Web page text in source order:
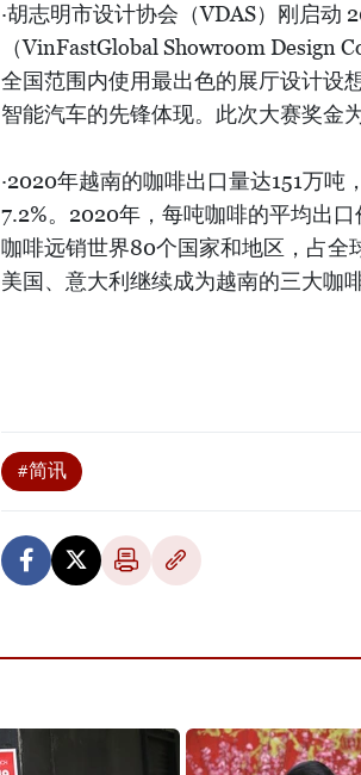
·胡志明市设计协会（VDAS）刚启动
（VinFastGlobal Showroom Design
全国范围内使用最出色的展厅设计设
智能汽车的先锋体现。此次大赛奖金
·2020年越南的咖啡出口量达151万
7.2%。2020年，每吨咖啡的平均出
咖啡远销世界80个国家和地区，占全
美国、意大利继续成为越南的三大咖
#简讯